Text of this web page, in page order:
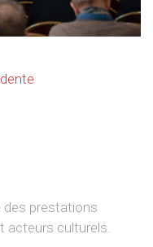
des prestations
acteurs culturels.